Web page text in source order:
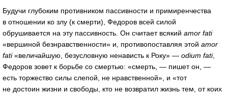
Будучи глубоким противником пассивности и примиренчества
в отношении ко злу (к смерти), Федоров всей силой
обрушивается на эту пассивность. Он считает всякий amor fati
«вершиной безнравственности» и, противопоставляя этой amor
fati«величайшую, безусловную ненависть к Року» — odium fati,
Федоров зовет к борьбе со смертью: «смерть, — пишет он, —
есть торжество силы слепой, не нравственной», и «тот
не достоин жизни и свободы, кто не возвратил жизнь тем, от коих